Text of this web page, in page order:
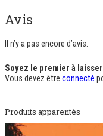
e
t
r
t
é
e
Q
D
Avis
Il n’y a pas encore d’avis.
Soyez le premier à
Vous devez être connecté
Produits apparentés